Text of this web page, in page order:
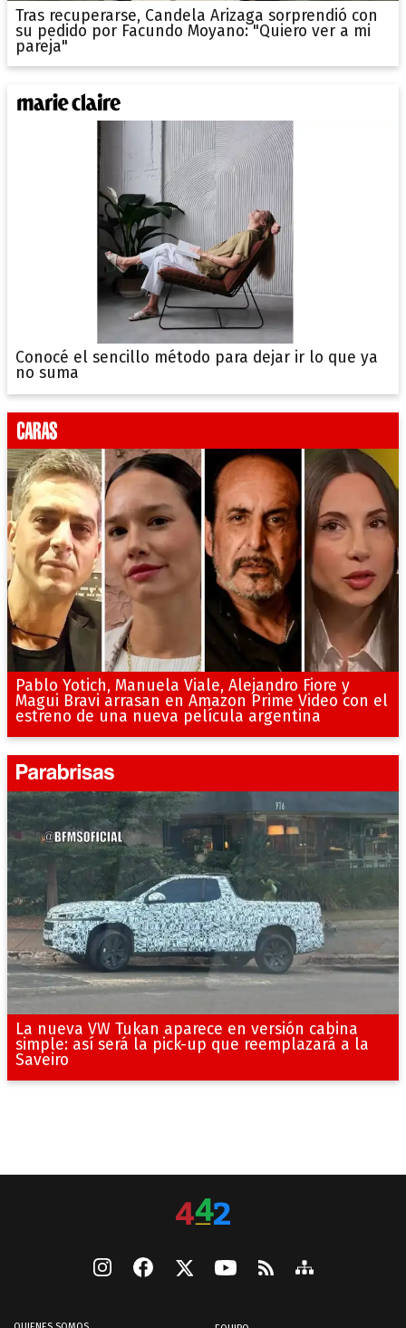
Tras recuperarse, Candela Arizaga sorprendió con
su pedido por Facundo Moyano: "Quiero ver a mi
pareja"
Conocé el sencillo método para dejar ir lo que ya
no suma
Pablo Yotich, Manuela Viale, Alejandro Fiore y
Magui Bravi arrasan en Amazon Prime Video con el
estreno de una nueva película argentina
La nueva VW Tukan aparece en versión cabina
simple: así será la pick-up que reemplazará a la
Saveiro